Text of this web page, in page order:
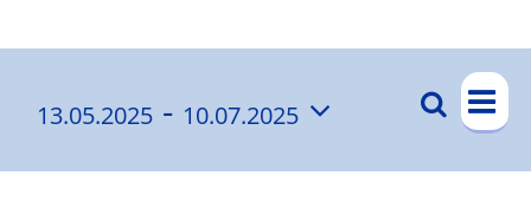
W
y
Szukaj
W
y
d
13.05.2025 - 10.07.2025
datę.